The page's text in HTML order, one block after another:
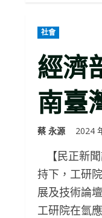
社會
經濟
南臺
蔡 永源 2024
【民正新
持下，工研
展及技術論
工研院在氫